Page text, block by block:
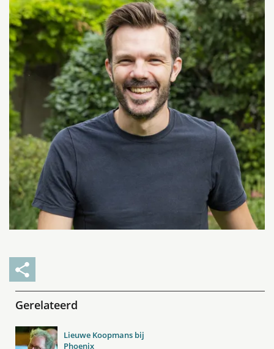
Gerelateerd
Lieuwe Koopmans bij
Phoenix